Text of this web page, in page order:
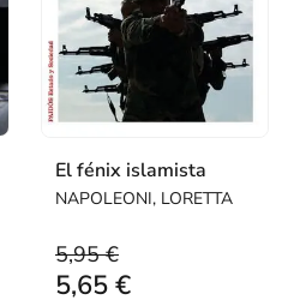
El fénix islamista
NAPOLEONI, LORETTA
5,95 €
5,65 €